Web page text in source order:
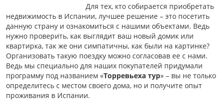
Для тех, кто собирается приобретать
недвижимость в Испании, лучшее решение – это посетить
данную страну и ознакомиться с нашими объектами. Ведь
нужно проверить, как выглядит ваш новый домик или
квартирка, так же они симпатичны, как были на картинке?
Организовать такую поездку можно согласовав ее с нами.
Ведь мы специально для наших покупателей придумали
программу под названием «Торревьеха тур» – вы не только
определитесь с местом своего дома, но и получите опыт
проживания в Испании.